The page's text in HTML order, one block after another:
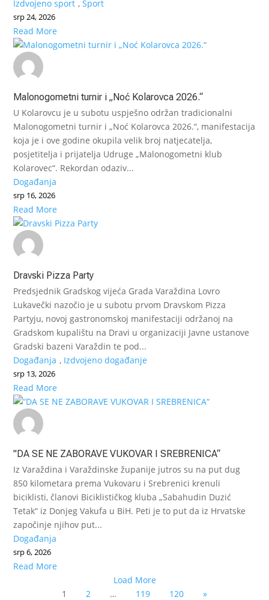
Izdvojeno sport ,Sport
srp 24, 2026
Read More
Malonogometni turnir i „Noć Kolarovca 2026.“
U Kolarovcu je u subotu uspješno održan tradicionalni
Malonogometni turnir i „Noć Kolarovca 2026.“, manifestacija
koja je i ove godine okupila velik broj natjecatelja,
posjetitelja i prijatelja Udruge „Malonogometni klub
Kolarovec“. Rekordan odaziv...
Događanja
srp 16, 2026
Read More
Dravski Pizza Party
Predsjednik Gradskog vijeća Grada Varaždina Lovro
Lukavečki nazočio je u subotu prvom Dravskom Pizza
Partyju, novoj gastronomskoj manifestaciji održanoj na
Gradskom kupalištu na Dravi u organizaciji Javne ustanove
Gradski bazeni Varaždin te pod...
Događanja , Izdvojeno događanje
srp 13, 2026
Read More
"DA SE NE ZABORAVE VUKOVAR I SREBRENICA“
Iz Varaždina i Varaždinske županije jutros su na put dug
850 kilometara prema Vukovaru i Srebrenici krenuli
biciklisti, članovi Biciklističkog kluba „Sabahudin Duzić
Tetak“ iz Donjeg Vakufa u BiH. Peti je to put da iz Hrvatske
započinje njihov put...
Događanja
srp 6, 2026
Read More
Load More
1
2 … 119 120 »